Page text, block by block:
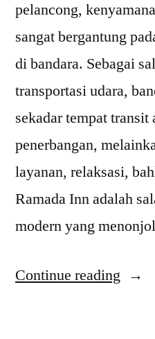
pelancong,
sangat bergantung
di bandara. Sebagai
transportasi udara,
sekadar tempat
penerbangan,
layanan, relaksasi,
Ramada Inn adalah
modern yang
Continue reading